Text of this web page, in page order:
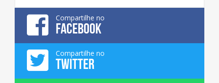
Compartilhe no
FACEBOOK
Compartilhe no
TWITTER